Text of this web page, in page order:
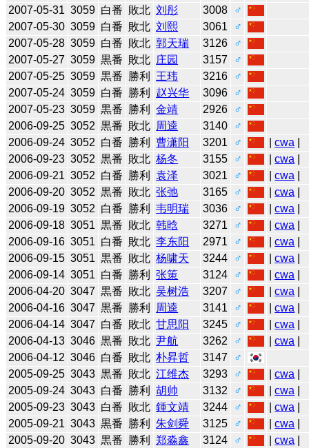
2007-05-31 3059 白番 敗北 刘彤 3008
♂
2007-05-30 3059 白番 敗北 刘熙 3061
♂
2007-05-28 3059 白番 敗北 郭天瑞 3126
♂
2007-05-27 3059 黒番 敗北 庄园 3157
♂
2007-05-25 3059 黒番 勝利 王玮 3216
♂
2007-05-24 3059 白番 勝利 赵兴华 3096
♂
2007-05-23 3059 黒番 勝利 金靖 2926
♂
2006-09-25 3052 黒番 敗北 周逵 3140
♂
2006-09-24 3052 白番 勝利 曹潇阳 3201 ♂ |cwa
2006-09-23 3052 黒番 敗北 杨冬 3155 ♂ |cwa
2006-09-21 3052 白番 勝利 袁泽 3021 ♂ |cwa
2006-09-20 3052 黒番 敗北 张弛 3165 ♂ |cwa
2006-09-19 3052 白番 勝利 韦明瑞 3036 ♂ |cwa
2006-09-18 3051 黒番 敗北 韩晗 3271 ♂ |cwa
2006-09-16 3051 白番 敗北 李东阳 2971 ♂ |cwa
2006-09-15 3051 黒番 敗北 杨啸天 3244 ♂ |cwa
2006-09-14 3051 白番 勝利 张策 3124 ♂ |cwa
2006-04-20 3047 黒番 敗北 吴树浩 3207 ♂ |cwa
2006-04-16 3047 黒番 勝利 周逵 3141 ♂ |cwa
2006-04-14 3047 白番 敗北 甘思阳 3245 ♂ |cwa
2006-04-13 3046 黒番 敗北 尹航 3262 ♂ |cwa
2006-04-12 3046 白番 敗北 朴昇哲 3147
♂
2005-09-25 3043 黒番 敗北 江维杰 3293 ♂ |cwa
2005-09-24 3043 白番 勝利 胡帅 3132 ♂ |cwa
2005-09-23 3043 白番 敗北 鍾文靖 3244 ♂ |cwa
2005-09-21 3043 黒番 勝利 朱剑舜 3125 ♂ |cwa
2005-09-20 3043 黒番 勝利 郑淼鑫 3124 ♂ |cwa